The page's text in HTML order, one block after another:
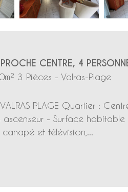
CENTRE, 4
3 Pièces - Valras-Plage
PLAGE Quartier :
ascenseur - Surface
et télévision,...